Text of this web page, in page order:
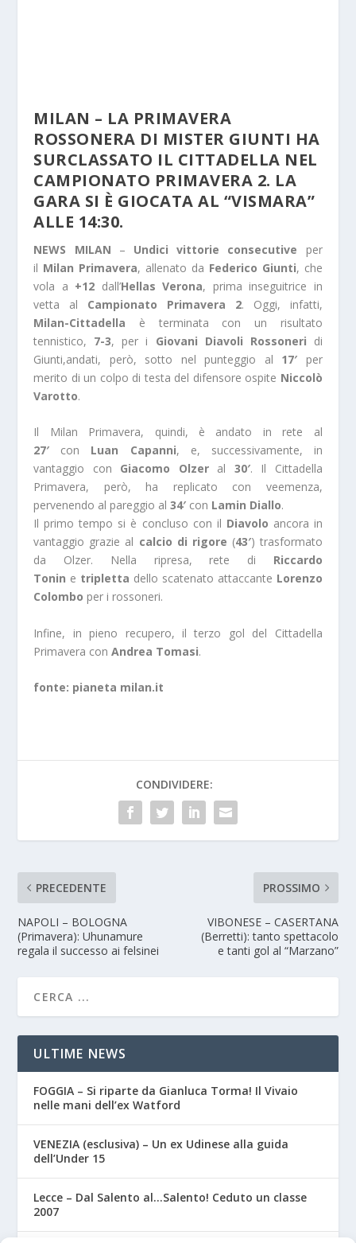
MILAN – LA PRIMAVERA
ROSSONERA DI MISTER GIUNTI HA
SURCLASSATO IL CITTADELLA NEL
CAMPIONATO PRIMAVERA 2. LA
GARA SI È GIOCATA AL “VISMARA”
ALLE 14:30.
NEWS MILAN – Undici vittorie consecutive per
il Milan Primavera, allenato da Federico Giunti, che
vola a +12 dall’Hellas Verona, prima inseguitrice in
vetta al Campionato Primavera 2. Oggi, infatti,
Milan-Cittadella è terminata con un risultato
tennistico, 7-3, per i Giovani Diavoli Rossoneri di
Giunti,andati, però, sotto nel punteggio al 17′ per
merito di un colpo di testa del difensore ospite Niccolò
Varotto.
Il Milan Primavera, quindi, è andato in rete al
27′ con Luan Capanni, e, successivamente, in
vantaggio con Giacomo Olzeral 30′. Il Cittadella
Primavera, però, ha replicato con veemenza,
pervenendo al pareggio al34′ con Lamin Diallo.
Il primo tempo si è concluso con il Diavolo ancora in
vantaggio grazie al calcio di rigore (43′) trasformato
da Olzer. Nella ripresa, rete di Riccardo
Tonin e tripletta dello scatenato attaccante Lorenzo
Colombo per i rossoneri.
Infine, in pieno recupero, il terzo gol del Cittadella
Primavera conAndrea Tomasi.
fonte: pianeta milan.it
CONDIVIDERE:
PRECEDENTE
NAPOLI – BOLOGNA
(Primavera): Uhunamure
regala il successo ai felsinei
PROSSIMO
VIBONESE – CASERTANA
(Berretti): tanto spettacolo
e tanti gol al “Marzano”
ULTIME NEWS
FOGGIA – Si riparte da Gianluca Torma! Il Vivaio
nelle mani dell’ex Watford
VENEZIA (esclusiva) – Un ex Udinese alla guida
dell’Under 15
Lecce – Dal Salento al…Salento! Ceduto un classe
2007